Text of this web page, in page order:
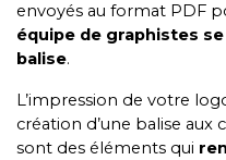
envoyés au format PDF
équipe de graphistes
balise.
L’impression de votre
création d’une balise
sont des éléments qui